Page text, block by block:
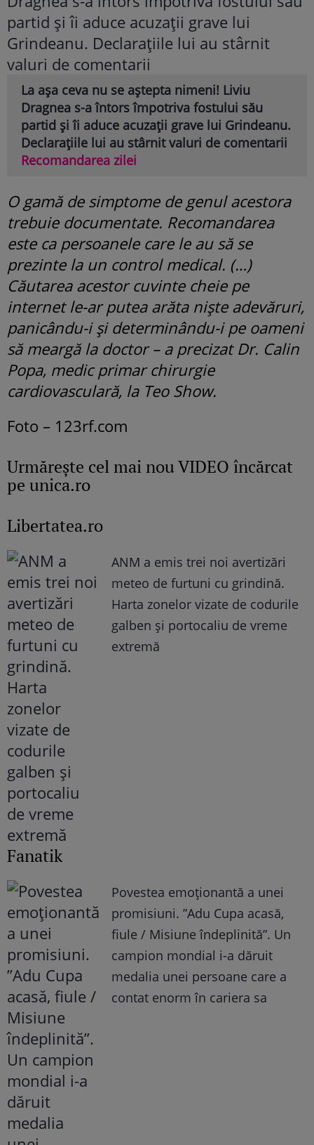
La așa ceva nu se aștepta nimeni! Liviu
Dragnea s-a întors împotriva fostului său
partid și îi aduce acuzații grave lui Grindeanu.
Declarațiile lui au stârnit valuri de comentarii
Recomandarea zilei
O gamă de simptome de genul acestora
trebuie documentate. Recomandarea
este ca persoanele care le au să se
prezinte la un control medical. (…)
Căutarea acestor cuvinte cheie pe
internet le-ar putea arăta niște adevăruri,
panicându-i și determinându-i pe oameni
să meargă la doctor – a precizat Dr. Calin
Popa, medic primar chirurgie
cardiovasculară, la Teo Show.
Foto – 123rf.com
Urmăreşte cel mai nou VIDEO încărcat
pe unica.ro
Libertatea.ro
ANM a emis trei noi avertizări
meteo de furtuni cu grindină.
Harta zonelor vizate de codurile
galben și portocaliu de vreme
extremă
Fanatik
Povestea emoționantă a unei
promisiuni. ”Adu Cupa acasă,
fiule / Misiune îndeplinită”. Un
campion mondial i-a dăruit
medalia unei persoane care a
contat enorm în cariera sa